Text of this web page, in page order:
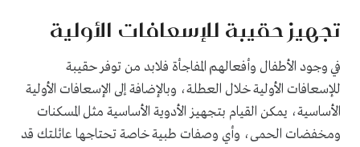
تجهيز حقيبة للإسعافات الأولية
في وجود الأطفال وأفعالهم المفاجأة فلابد من توفر حقيبة
للإسعافات الأولية خلال العطلة، وبالإضافة إلى الإسعافات الأولية
الأساسية، يمكن القيام بتجهيز الأدوية الأساسية مثل المسكنات
ومخفضات الحمى، وأي وصفات طبية خاصة تحتاجها عائلتك قد